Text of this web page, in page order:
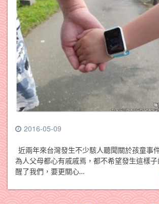
2016-05-09
近兩年來台灣發生不少駭人聽聞關於孩童事
為人父母都心有戚戚焉，都不希望發生這樣
醒了我們，要更關心…